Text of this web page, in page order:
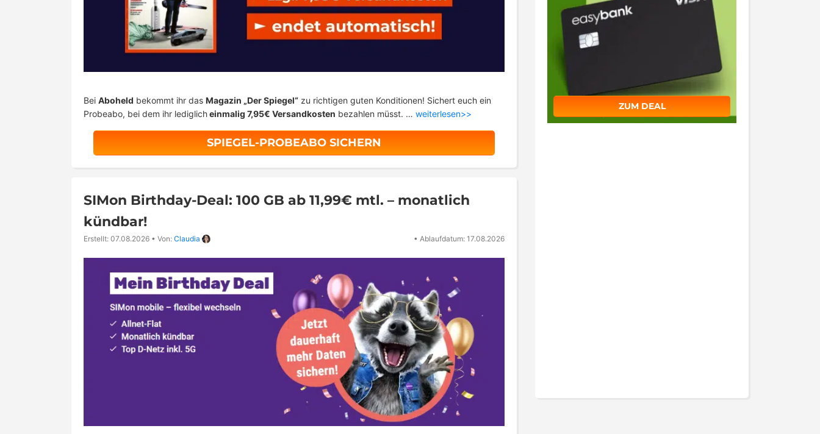
Bei Aboheld bekommt ihr das Magazin „Der Spiegel“ zu richtigen guten Konditionen! Sichert euch ein
Probeabo, bei dem ihr lediglicheinmalig 7,95€ Versandkosten bezahlen müsst. … weiterlesen>>
SPIEGEL-PROBEABO SICHERN
SIMon Birthday-Deal: 100 GB ab 11,99€ mtl. – monatlich
kündbar!
Erstellt: 07.08.2026 • Von: Claudia • Ablaufdatum: 17.08.2026
ZUM DEAL